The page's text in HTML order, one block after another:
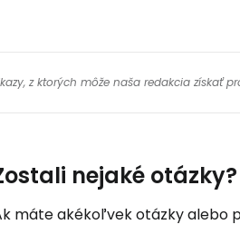
z ktorých môže naša redakcia získať
nejaké otázky?
máte akékoľvek otázky alebo